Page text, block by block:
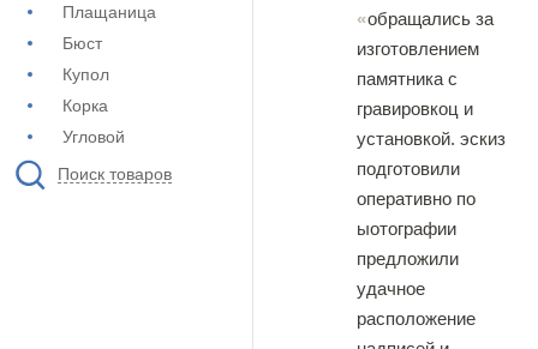
Плащаница
Бюст
Купол
Корка
Угловой
Поиск товаров
обращались за
изготовлением
памятника с
гравировкоц и
установкой. эскиз
подготовили
оперативно по
ыотографии
предложили
удачное
расположение